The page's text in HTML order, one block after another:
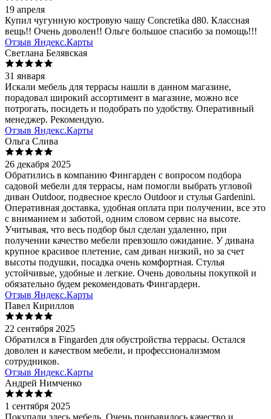
19 апреля
Купил чугунную костровую чашу Concretika d80. Классная
вещь!! Очень доволен!! Ольге большое спасибо за помощь!!!
Отзыв Яндекс.Карты
Светлана Белявская
31 января
Искали мебель для террасы нашли в данном магазине,
порадовал широкий ассортимент в магазине, можно все
потрогать, посидеть и подобрать по удобству. Оперативный
менеджер. Рекомендую.
Отзыв Яндекс.Карты
Ольга Слива
26 декабря 2025
Обратились в компанию Фингарден с вопросом подбора
садовой мебели для террасы, нам помогли выбрать угловой
диван Outdoor, подвесное кресло Outdoor и стулья Gardenini.
Оперативная доставка, удобная оплата при получении, все это
с вниманием и заботой, одним словом сервис на высоте.
Учитывая, что весь подбор был сделан удаленно, при
получении качество мебели превзошло ожидание. У дивана
крупное красивое плетение, сам диван низкий, но за счет
высоты подушки, посадка очень комфортная. Стулья
устойчивые, удобные и легкие. Очень довольны покупкой и
обязательно будем рекомендовать Фингардерн.
Отзыв Яндекс.Карты
Павел Кириллов
22 сентября 2025
Обратился в Fingarden для обустройства террасы. Остался
доволен и качеством мебели, и профессионализмом
сотрудников.
Отзыв Яндекс.Карты
Андрей Нимченко
1 сентября 2025
Покупали здесь мебель. Очень понравилось качество и